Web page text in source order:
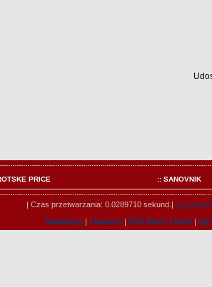
PRICE :: SANOVNIK
| Czas przetwarzania: 0.0289710 sekund.|
Marketing | Features | RSS News Feeds |